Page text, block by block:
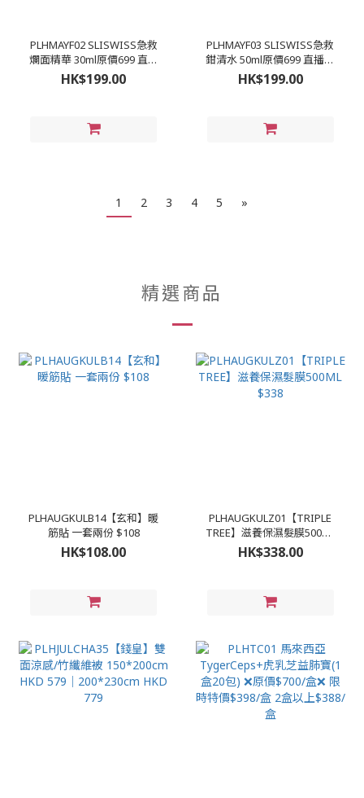
PLHMAYF02 SLISWISS急救
爛面精華 30ml原價699 直播
價$199
HK$199.00
PLHMAYF03 SLISWISS急救
鉗清水 50ml原價699 直播價
$199
HK$199.00
1 2 3 4 5 »
精選商品
PLHAUGKULB14【玄和】暖
筋貼 一套兩份 $108
HK$108.00
PLHAUGKULZ01【TRIPLE
TREE】滋養保濕髮膜500ML
$338
HK$338.00